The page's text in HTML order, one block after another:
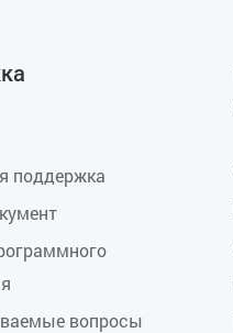
поддержка
вопросы